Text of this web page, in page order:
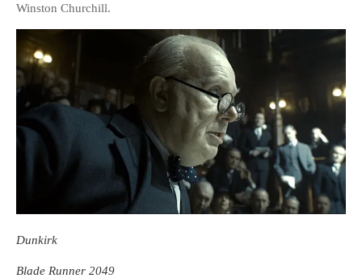
Winston Churchill.
Dunkirk
Blade Runner 2049